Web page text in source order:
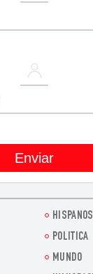
HISPANOS
POLITICA
MUNDO